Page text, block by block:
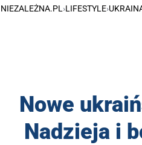
NIEZALEŻNA.PL ›LIFESTYLE›
Nowe
Nadzieja i